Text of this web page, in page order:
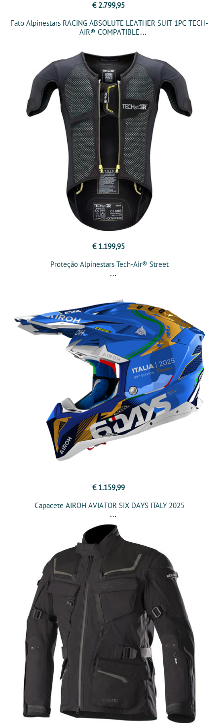
€ 2.799,95
Fato Alpinestars RACING ABSOLUTE LEATHER SUIT 1PC TECH-
AIR® COMPATIBLE
€ 1.199,95
Proteção Alpinestars Tech-Air® Street
€ 1.159,99
Capacete AIROH AVIATOR SIX DAYS ITALY 2025